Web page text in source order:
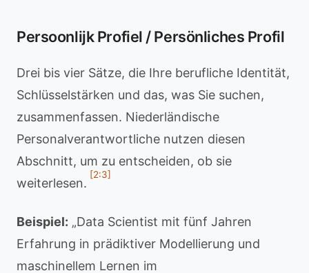
Persoonlijk Profiel / Persönliches Profil
Drei bis vier Sätze, die Ihre berufliche Identität,
Schlüsselstärken und das, was Sie suchen,
zusammenfassen. Niederländische
Personalverantwortliche nutzen diesen
Abschnitt, um zu entscheiden, ob sie
weiterlesen.
[2:3]
Beispiel: „Data Scientist mit fünf Jahren
Erfahrung in prädiktiver Modellierung und
maschinellem Lernen im